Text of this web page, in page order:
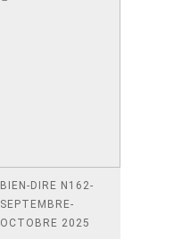
BIEN-DIRE N162-
SEPTEMBRE-
OCTOBRE 2025